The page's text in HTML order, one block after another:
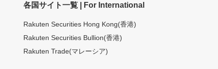
各国サイト一覧 | For International
Rakuten Securities Hong Kong(香港)
Rakuten Securities Bullion(香港)
Rakuten Trade(マレーシア)